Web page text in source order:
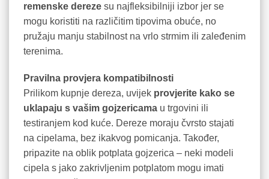
remenske dereze su najfleksibilniji izbor jer se
mogu koristiti na različitim tipovima obuće, no
pružaju manju stabilnost na vrlo strmim ili zaleđenim
terenima.
Pravilna provjera kompatibilnosti
Prilikom kupnje dereza, uvijek provjerite kako se
uklapaju s vašim gojzericama u trgovini ili
testiranjem kod kuće. Dereze moraju čvrsto stajati
na cipelama, bez ikakvog pomicanja. Također,
pripazite na oblik potplata gojzerica – neki modeli
cipela s jako zakrivljenim potplatom mogu imati